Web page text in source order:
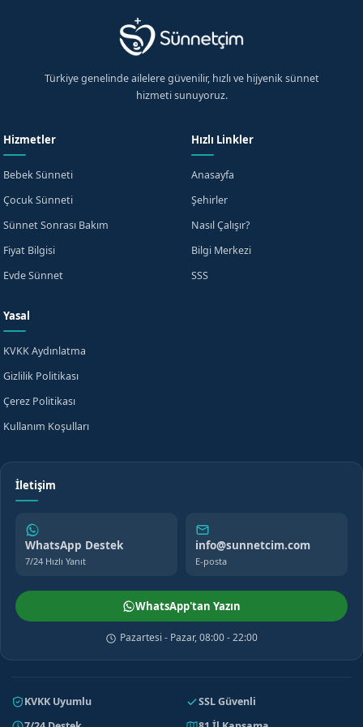
Türkiye genelinde ailelere güvenilir, hızlı ve hijyenik sünnet
hizmeti sunuyoruz.
Hizmetler
Bebek Sünneti
Çocuk Sünneti
Sünnet Sonrası Bakım
Fiyat Bilgisi
Evde Sünnet
Hızlı Linkler
Anasayfa
Şehirler
Nasıl Çalışır?
Bilgi Merkezi
SSS
Yasal
KVKK Aydınlatma
Gizlilik Politikası
Çerez Politikası
Kullanım Koşulları
İletişim
WhatsApp Destek
7/24 Hızlı Yanıt
info@sunnetcim.com
E-posta
WhatsApp'tan Yazın
Pazartesi - Pazar, 08:00 - 22:00
KVKK Uyumlu
SSL Güvenli